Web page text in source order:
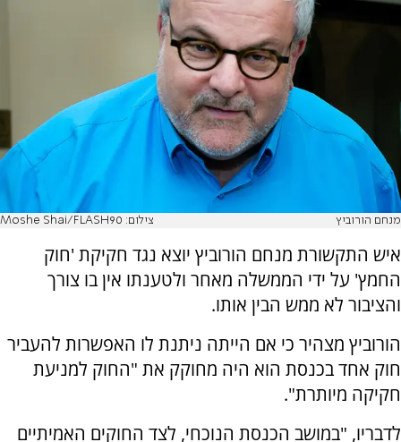
מנחם הורוביץ צילום: Moshe Shai/FLASH90
איש התקשורת מנחם הורוביץ יוצא נגד חקיקת 'חוק
החמץ' על ידי הממשלה מאחר ולטענתו אין בו צורך
והציבור לא ממש הבין אותו.
הורוביץ מצהיר כי אם הייתה ניתנת לו האפשרות להעביר
חוק אחד בכנסת הוא היה מחוקק את "החוק למניעת
חקיקה מיותרת".
לדבריו, "במושב הכנסת הנוכחי, לצד החוקים האמיתיים